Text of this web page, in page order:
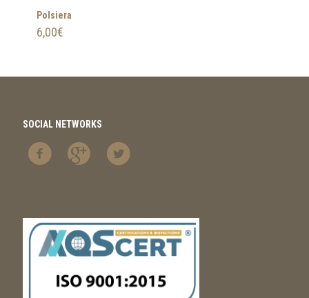
Polsiera
6,00€
SOCIAL NETWORKS